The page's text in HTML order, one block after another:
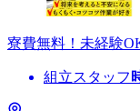
寮費無料！未経験
組立スタッフ